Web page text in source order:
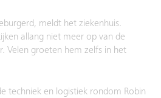
meldt het ziekenhuis.
allang niet meer op van de
Velen groeten hem zelfs in het
techniek en logistiek rondom Robin